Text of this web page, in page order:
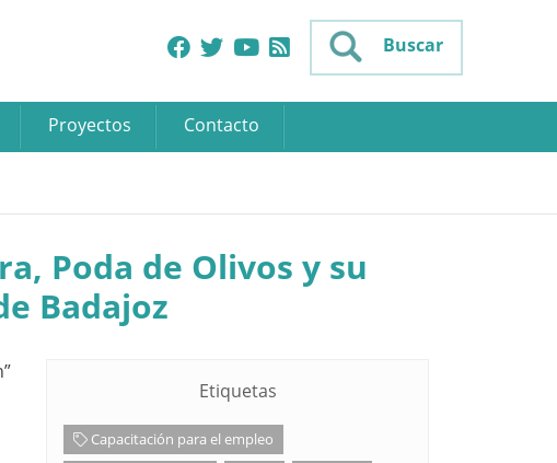
Buscar
Proyectos Contacto
Poda de Olivos y su
Badajoz
Etiquetas
Capacitación para el empleo